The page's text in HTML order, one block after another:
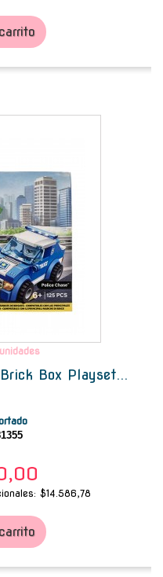
Box Playset...
$14.586,78